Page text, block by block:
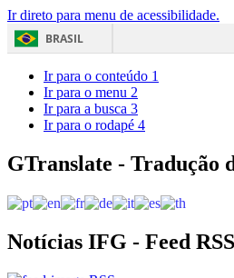
Ir direto para menu de acessibilidade.
BRASIL
Ir para o conteúdo 1
Ir para o menu 2
Ir para a busca 3
Ir para o rodapé 4
GTranslate - Tradução
Notícias IFG - Feed RSS